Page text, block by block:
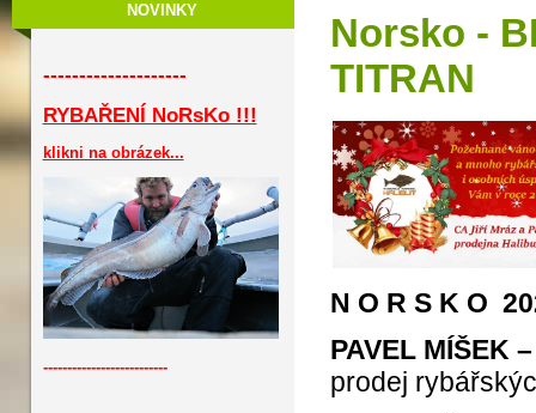
NOVINKY
--------------------
RYBAŘENÍ NoRsKo !!!
klikni na obrázek...
--------------------------
Norsko -
TITRAN
N O R S K O
PAVEL MÍŠEK
prodej